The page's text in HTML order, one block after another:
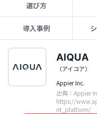
選び方
導入事例
AIQUA
（アイコア）
Appier Inc.
出典：Appier
https://
nt_platform/